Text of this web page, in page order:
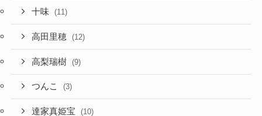
十味 (11)
高田里穂 (12)
高梨瑞樹 (9)
つんこ (3)
達家真姫宝 (10)